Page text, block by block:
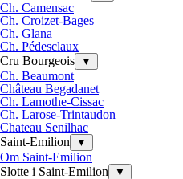
Ch. Camensac
Ch. Croizet-Bages
Ch. Glana
Ch. Pédesclaux
Cru Bourgeois
▼
Ch. Beaumont
Château Begadanet
Ch. Lamothe-Cissac
Ch. Larose-Trintaudon
Chateau Senilhac
Saint-Emilion
▼
Om Saint-Emilion
Slotte i Saint-Emilion
▼